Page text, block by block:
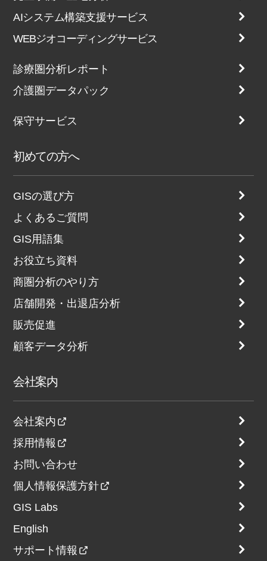
AIシステム構築支援サービス
WEBジオコーディングサービス
診療圏分析レポート
介護圏データパック
保守サービス
初めての方へ
GISの選び方
よくあるご質問
GIS用語集
お役立ち資料
商圏分析のやり方
店舗開発・出退店分析
販売促進
顧客データ分析
会社案内
会社案内
採用情報
お問い合わせ
個人情報保護方針
GIS Labs
English
サポート情報